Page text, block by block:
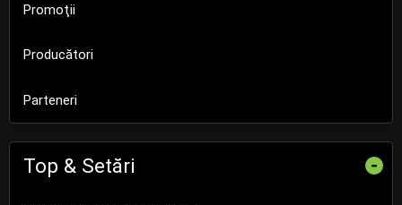
Promoţii
Producători
Parteneri
Top & Setări -